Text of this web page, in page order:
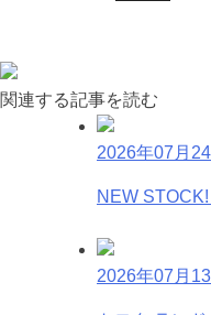
関連する記事を読む
2026年07月24
NEW
2026年07月13